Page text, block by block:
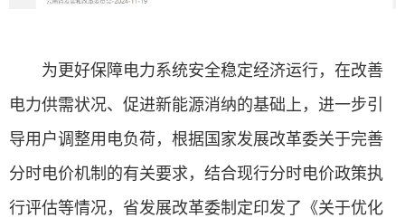
为更好保障电力系统安全稳定经济运行，在改善
电力供需状况、促进新能源消纳的基础上，进一步引
导用户调整用电负荷，根据国家发展改革委关于完善
分时电价机制的有关要求，结合现行分时电价政策执
行评估等情况，省发展改革委制定印发了《关于优化